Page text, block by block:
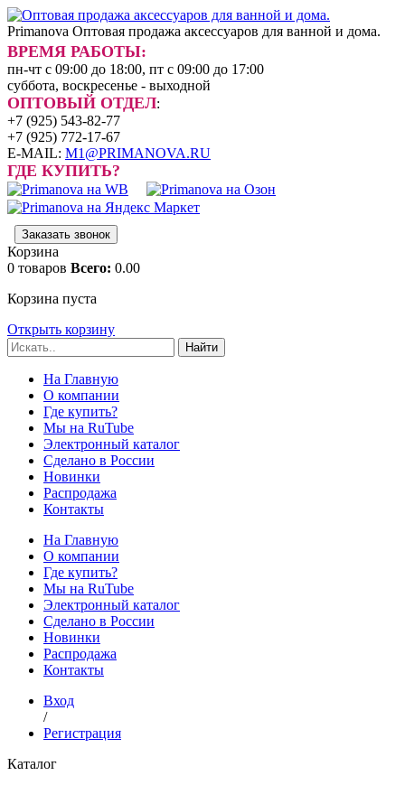
Primanova Оптовая продажа аксессуаров для ванной и дома.
ВРЕМЯ РАБОТЫ:
пн-чт с 09:00 до 18:00, пт с 09:00 до 17:00
суббота, воскресенье - выходной
ОПТОВЫЙ ОТДЕЛ:
+7 (925) 543-82-77
+7 (925) 772-17-67
E-MAIL: M1@PRIMANOVA.RU
ГДЕ КУПИТЬ?
Заказать звонок
Корзина
0 товаров Всего: 0.00
Корзина пуста
Открыть корзину
Найти
На Главную
О компании
Где купить?
Мы на RuTube
Электронный каталог
Сделано в России
Новинки
Распродажа
Контакты
На Главную
О компании
Где купить?
Мы на RuTube
Электронный каталог
Сделано в России
Новинки
Распродажа
Контакты
Вход
/
Регистрация
Каталог